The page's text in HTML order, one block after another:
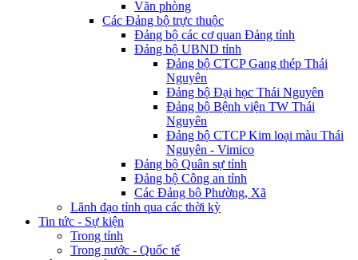
Văn phòng
Các Đảng bộ trực thuộc
Đảng bộ các cơ quan Đảng tỉnh
Đảng bộ UBND tỉnh
Đảng bộ CTCP Gang thép Thái
Nguyên
Đảng bộ Đại học Thái Nguyên
Đảng bộ Bệnh viện TW Thái
Nguyên
Đảng bộ CTCP Kim loại màu Thái
Nguyên - Vimico
Đảng bộ Quân sự tỉnh
Đảng bộ Công an tỉnh
Các Đảng bộ Phường, Xã
Lãnh đạo tỉnh qua các thời kỳ
Tin tức - Sự kiện
Trong tỉnh
Trong nước - Quốc tế